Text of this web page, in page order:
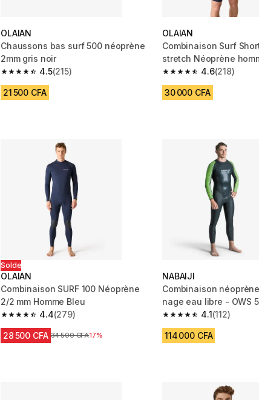
OLAIAN
Chaussons bas surf 500 néoprène
2mm gris noir
4.5
4.5 out of 5 stars from 215 reviews
(215)
21 500 CFA
OLAIAN
Combinaison Surf
stretch Néoprène
4.6
4.6 out of 5 stars from
(218)
30 000 CFA
Solde
OLAIAN
Combinaison SURF 100 Néoprène
2/2 mm Homme Bleu
4.4
4.4 out of 5 stars from 279 reviews
(279)
28 500 CFA Prix avant réduction
34 500 CFA17%
NABAIJI
Combinaison
nage eau libre - OWS
vert
4.1
4.1 out of 5 stars from
(112)
114 000 CFA